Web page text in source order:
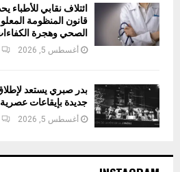
ائتلاف نقابي
قانون المنظومة
الصحي وهجرة
أغسطس 5, 2026
بدر صبري يستعد
جديدة بإيقاعات
أغسطس 5, 2026